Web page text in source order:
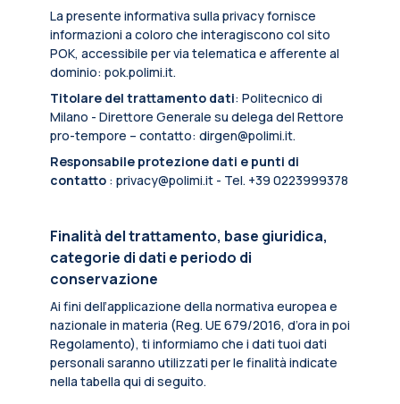
La presente informativa sulla privacy fornisce
informazioni a coloro che interagiscono col sito
POK, accessibile per via telematica e afferente al
dominio: pok.polimi.it.
Titolare del trattamento dati: Politecnico di
Milano - Direttore Generale su delega del Rettore
pro-tempore – contatto: dirgen@polimi.it.
Responsabile protezione dati e punti di
contatto : privacy@polimi.it - Tel. +39 0223999378
Finalità del trattamento, base giuridica,
categorie di dati e periodo di
conservazione
Ai fini dell’applicazione della normativa europea e
nazionale in materia (Reg. UE 679/2016, d’ora in poi
Regolamento), ti informiamo che i dati tuoi dati
personali saranno utilizzati per le finalità indicate
nella tabella qui di seguito.